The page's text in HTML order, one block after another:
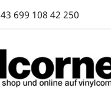
699 108 42 250